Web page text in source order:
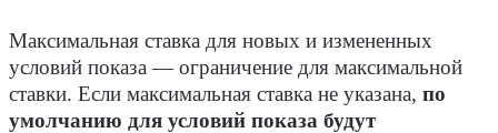
Максимальная ставка для новых и измененных
условий показа — ограничение для максимальной
ставки. Если максимальная ставка не указана, по
умолчанию для условий показа будут